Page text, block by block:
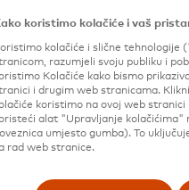
koristimo kolačiće i vaš
kolačiće i slične tehnologije
razumjeli svoju publiku i
Kolačiće kako bismo
i drugim web stranicama.
koristimo na ovoj web
alat "Upravljanje kolačićima"
umjesto gumba). To
rad web stranice.